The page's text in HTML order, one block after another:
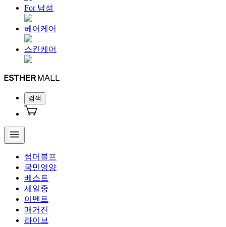
For 남성
헤어케어
스킨케어
검색
썸머블프
국민영양
베스트
세일중
이벤트
매거진
라이브